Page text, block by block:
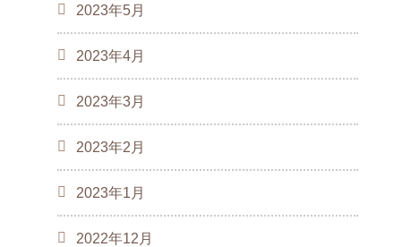
2023年5月
2023年4月
2023年3月
2023年2月
2023年1月
2022年12月